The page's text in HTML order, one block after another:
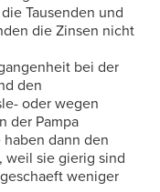
Tausenden und
die Zinsen nicht
bei der
den
oder wegen
der Pampa
dann den
weil sie gierig sind
weniger